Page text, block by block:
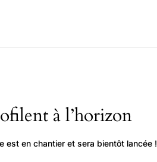
à l’horizon
est en chantier et sera bientôt lancée !